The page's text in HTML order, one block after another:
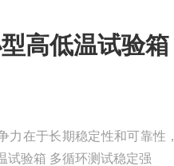
高低温试验
力在于长期稳定性和可靠
试验箱 多循环测试稳定强